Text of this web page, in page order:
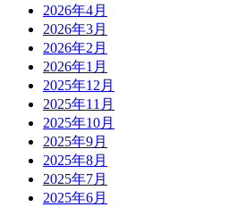
2026年4月
2026年3月
2026年2月
2026年1月
2025年12月
2025年11月
2025年10月
2025年9月
2025年8月
2025年7月
2025年6月